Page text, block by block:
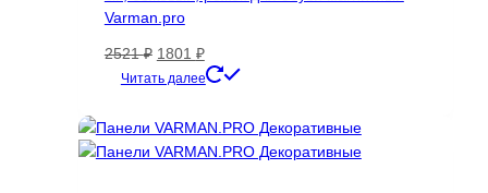
Varman.pro
2521₽ Первоначальная
цена
2521 ₽.
1801 ₽Текущая
цена:
Читать далее